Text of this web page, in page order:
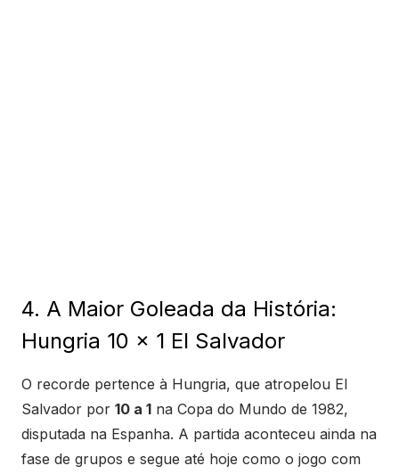
4. A Maior Goleada da História:
Hungria 10 x 1 El Salvador
O recorde pertence à Hungria, que atropelou El
Salvador por 10 a 1 na Copa do Mundo de 1982,
disputada na Espanha. A partida aconteceu ainda na
fase de grupos e segue até hoje como o jogo com